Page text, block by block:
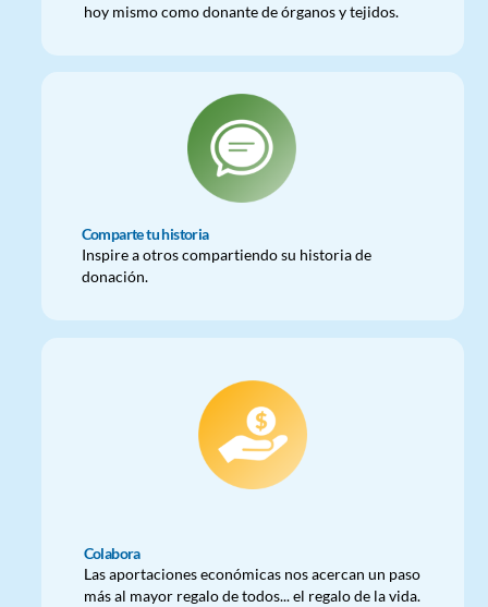
hoy mismo como donante de órganos y tejidos.
Comparte tu historia
Inspire a otros compartiendo su historia de
donación.
Colabora
Las aportaciones económicas nos acercan un paso
más al mayor regalo de todos... el regalo de la vida.